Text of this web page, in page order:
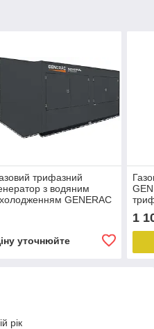
трифазний
з водяним
GENERAC
уточнюйте
1
рік